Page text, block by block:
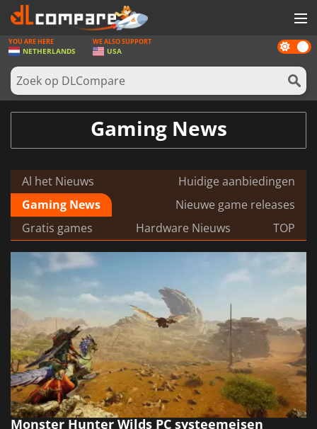
SPELLEN
GAME CARDS
SOFTWARE
LOG IN OF REGISTREER
Dark
mode
YOU ARE HERE
NETHERLANDS
WE ALSO SUPPORT
USA
Gaming News
Al het Nieuws
Huidige aanbiedingen
Gaming News
Nieuwe game releases
Gratis games
Hardware Nieuws TOP
Monster Hunter Wilds PC systeemeisen